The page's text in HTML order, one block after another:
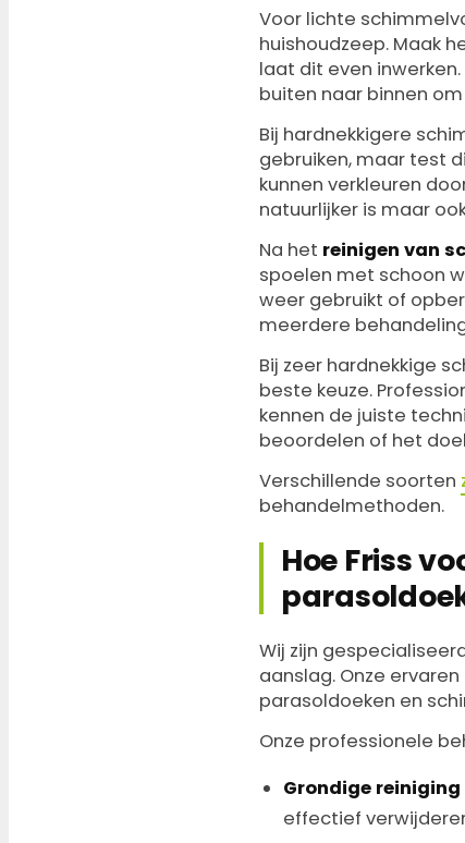
Voor lichte
huishoudzeep. Maak
laat dit even
buiten naar binnen
Bij hardnekkigere
gebruiken, maar test
kunnen verkleuren
natuurlijker is maar
Na het reinigen van
spoelen met schoon
weer gebruikt of
meerdere
Bij zeer hardnekkige
beste keuze.
kennen de juiste
beoordelen of het
Verschillende soorten
behandelmethoden.
Hoe Friss
Wij zijn
aanslag. Onze
parasoldoeken en
Onze professionele
Grondige reiniging
effectief